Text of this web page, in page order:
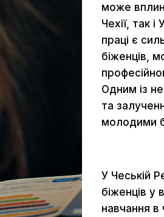
може
Чехії, так
праці є
біженців,
Одним із
та
молодими
У Чеській
біженців у
навчання в